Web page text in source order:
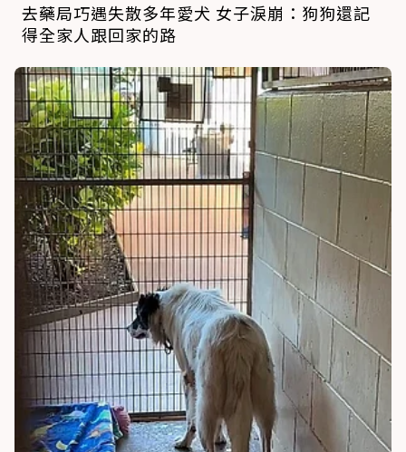
去藥局巧遇失散多年愛犬 女子淚崩：狗狗還記
得全家人跟回家的路